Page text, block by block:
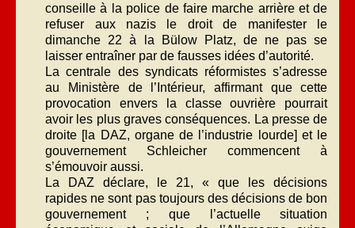
conseille à la police de faire marche arrière et de
refuser aux nazis le droit de manifester le
dimanche 22 à la Bülow Platz, de ne pas se
laisser entraîner par de fausses idées d’autorité.
La centrale des syndicats réformistes s’adresse
au Ministère de l’Intérieur, affirmant que cette
provocation envers la classe ouvrière pourrait
avoir les plus graves conséquences. La presse de
droite [la DAZ, organe de l’industrie lourde] et le
gouvernement Schleicher commencent à
s’émouvoir aussi.
La DAZ déclare, le 21, « que les décisions
rapides ne sont pas toujours des décisions de bon
gouvernement ; que l’actuelle situation